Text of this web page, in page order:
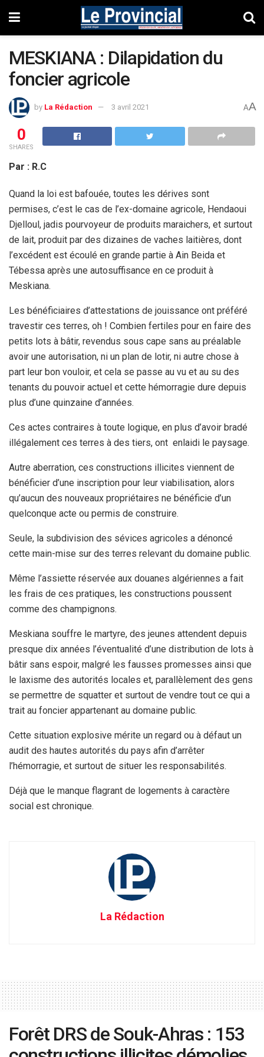
MESKIANA : Dilapidation du
foncier agricole
by La Rédaction 3 avril 2021 AA
0
SHARES
Par : R.C
Quand la loi est bafouée, toutes les dérives sont
permises, c’est le cas de l’ex-domaine agricole, Hendaoui
Djelloul, jadis pourvoyeur de produits maraichers, et surtout
de lait, produit par des dizaines de vaches laitières, dont
l’excédent est écoulé en grande partie à Ain Beida et
Tébessa après une autosuffisance en ce produit à
Meskiana.
Les bénéficiaires d’attestations de jouissance ont préféré
travestir ces terres, oh ! Combien fertiles pour en faire des
petits lots à bâtir, revendus sous cape sans au préalable
avoir une autorisation, ni un plan de lotir, ni autre chose à
part leur bon vouloir, et cela se passe au vu et au su des
tenants du pouvoir actuel et cette hémorragie dure depuis
plus d’une quinzaine d’années.
Ces actes contraires à toute logique, en plus d’avoir bradé
illégalement ces terres à des tiers, ont enlaidi le paysage.
Autre aberration, ces constructions illicites viennent de
bénéficier d’une inscription pour leur viabilisation, alors
qu’aucun des nouveaux propriétaires ne bénéficie d’un
quelconque acte ou permis de construire.
Seule, la subdivision des sévices agricoles a dénoncé
cette main-mise sur des terres relevant du domaine public.
Même l’assiette réservée aux douanes algériennes a fait
les frais de ces pratiques, les constructions poussent
comme des champignons.
Meskiana souffre le martyre, des jeunes attendent depuis
presque dix années l’éventualité d’une distribution de lots à
bâtir sans espoir, malgré les fausses promesses ainsi que
le laxisme des autorités locales et, parallèlement des gens
se permettre de squatter et surtout de vendre tout ce qui a
trait au foncier appartenant au domaine public.
Cette situation explosive mérite un regard ou à défaut un
audit des hautes autorités du pays afin d’arrêter
l’hémorragie, et surtout de situer les responsabilités.
Déjà que le manque flagrant de logements à caractère
social est chronique.
La Rédaction
Forêt DRS de Souk-Ahras : 153